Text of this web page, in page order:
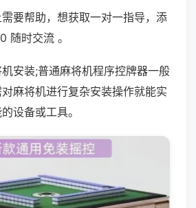
要帮助，想获取一对一指导，添
随时交流 。
安装;普通麻将机程序控牌器一般
麻将机进行复杂安装操作就能实
设备或工具。